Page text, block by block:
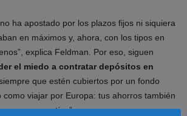
ha apostado por los plazos fijos ni siquiera
en máximos y, ahora, con los tipos en
explica Feldman. Por eso, siguen
el miedo a contratar depósitos en
que estén cubiertos por un fondo
como viajar por Europa: tus ahorros también
con garantías”.